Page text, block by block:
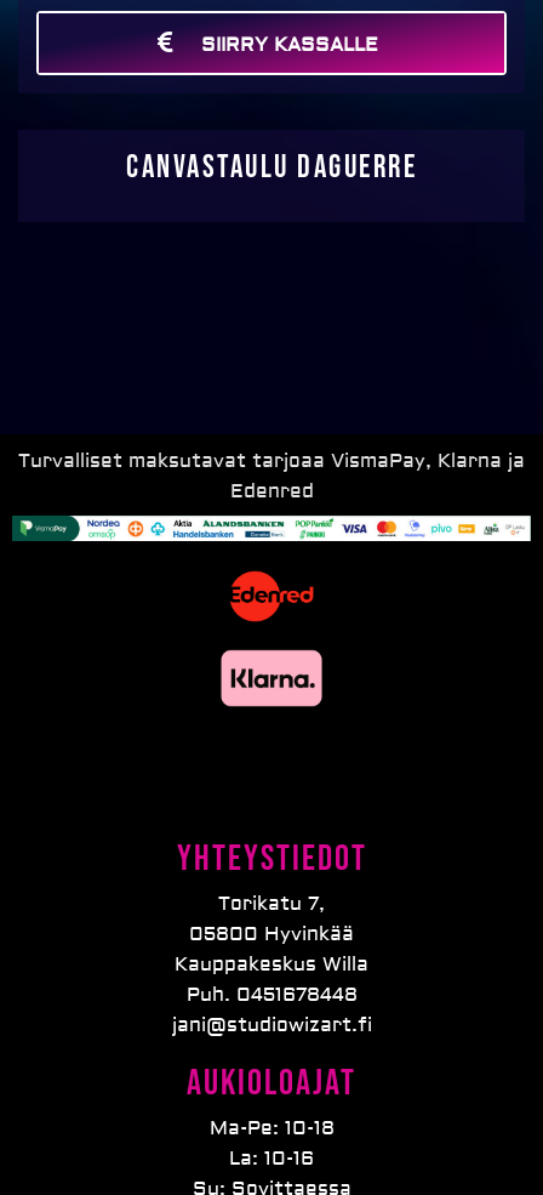
SIIRRY KASSALLE
Canvastaulu Daguerre
Turvalliset maksutavat tarjoaa VismaPay, Klarna ja
Edenred
Yhteystiedot
Torikatu 7,
05800 Hyvinkää
Kauppakeskus Willa
Puh. 0451678448
jani@studiowizart.fi
Aukioloajat
Ma-Pe: 10-18
La: 10-16
Su: Sovittaessa